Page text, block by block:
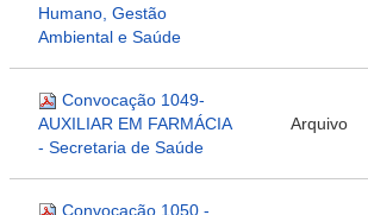
Humano, Gestão
Ambiental e Saúde
Convocação 1049-
AUXILIAR EM FARMÁCIA
- Secretaria de Saúde
Arquivo
Convocação 1050 -